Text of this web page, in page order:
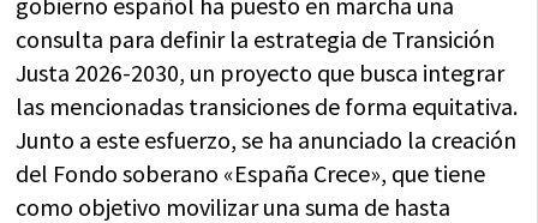
consulta para definir la estrategia de Transición
Justa 2026-2030, un proyecto que busca integrar
las mencionadas transiciones de forma equitativa.
Junto a este esfuerzo, se ha anunciado la creación
del Fondo soberano «España Crece», que tiene
como objetivo movilizar una suma de hasta